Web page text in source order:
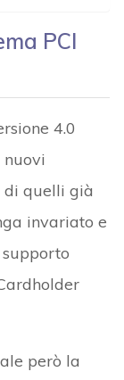
PCI
4.0
nuovi
di quelli già
invariato e
però la